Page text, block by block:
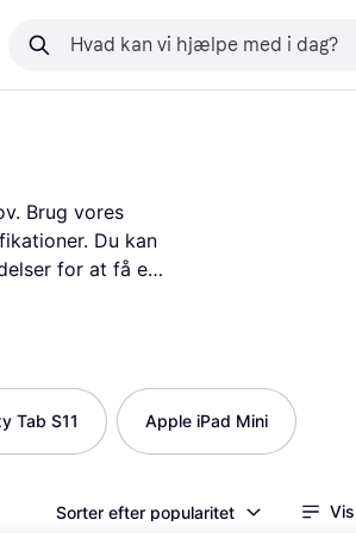
Brug vores
Du kan
for at få en
at navigere
processen og
Tab S11 Apple iPad Mini
Sorter efter popularitet